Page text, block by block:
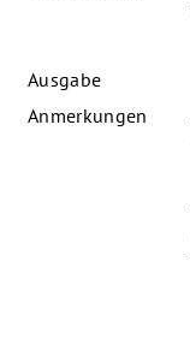
Ausgabe
Anmerkungen